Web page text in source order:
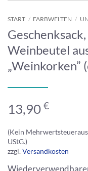
START / FARBWELTEN /
Geschenksack,
Weinbeutel
„Weinkorken”
13,90 €
(Kein
UStG.)
zzgl.Versandkosten